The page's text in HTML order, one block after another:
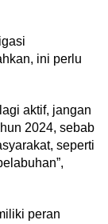
ini perlu
aktif, jangan
2024, sebab
seperti
peran